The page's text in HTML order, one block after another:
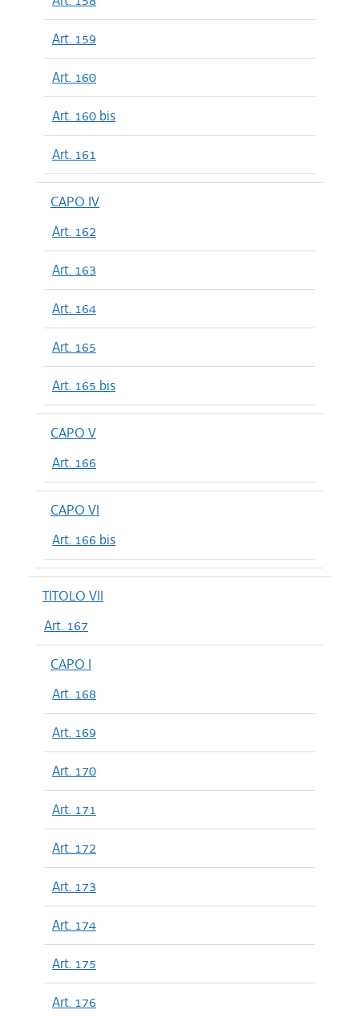
Art. 159
Art. 160
Art. 160 bis
Art. 161
CAPO IV
Art. 162
Art. 163
Art. 164
Art. 165
Art. 165 bis
CAPO V
Art. 166
CAPO VI
Art. 166 bis
TITOLO VII
Art. 167
CAPO I
Art. 168
Art. 169
Art. 170
Art. 171
Art. 172
Art. 173
Art. 174
Art. 175
Art. 176